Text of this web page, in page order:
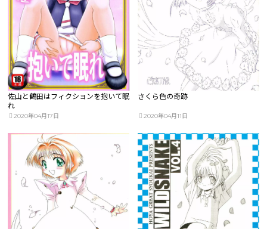
佐山と鶴田はフィクションを抱いて眠
れ
2020年04月17日
さくら色の奇跡
2020年04月11日